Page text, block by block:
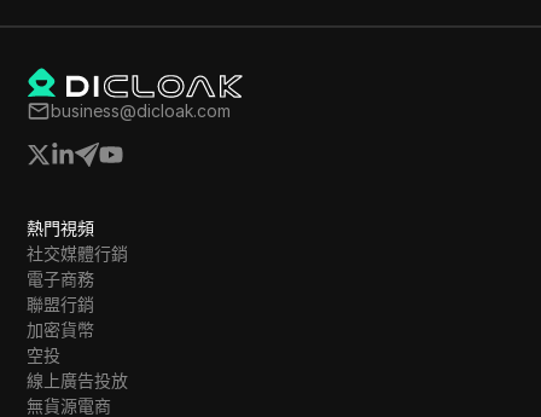
Tumblr
Twitch
Twitter/X
Upwork
Vimeo
VKontakte
Walmart Marketplace
Wayfair
business@dicloak.com
熱門視頻
社交媒體行銷
電子商務
聯盟行銷
加密貨幣
空投
線上廣告投放
無貨源電商